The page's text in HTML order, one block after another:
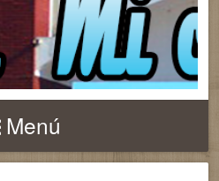
Menú